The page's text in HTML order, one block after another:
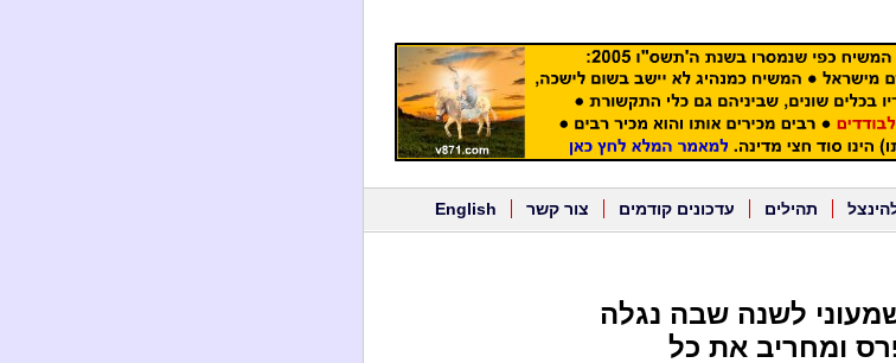
תהילים עדכונים קודמים צור קשר English
לשנה שבה נגלה
ומחריב את כל